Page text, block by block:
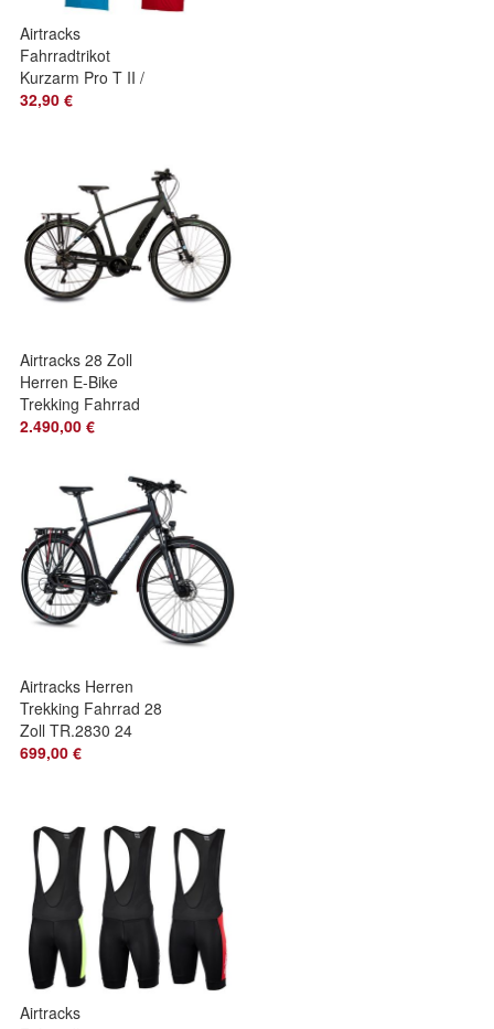
Airtracks
Fahrradtrikot
Kurzarm Pro T II /
Radtrikot / Jersey /
32,90 €
Airtracks 28 Zoll
Herren E-Bike
Trekking Fahrrad
LUMINA BOSCH
2.490,00 €
Airtracks Herren
Trekking Fahrrad 28
Zoll TR.2830 24
Shimano Alivio RD-
699,00 €
Airtracks